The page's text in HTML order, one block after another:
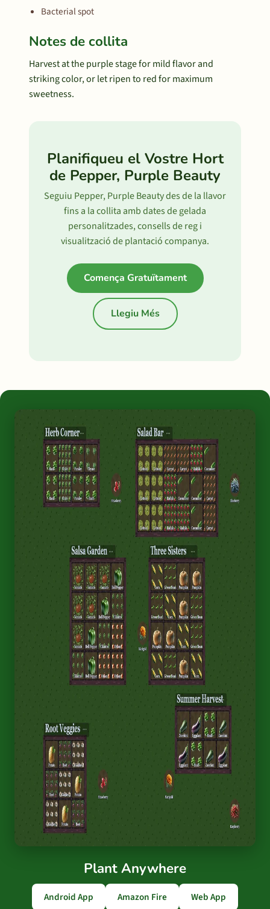
Bacterial spot
Notes de collita
Harvest at the purple stage for mild flavor and
striking color, or let ripen to red for maximum
sweetness.
Planifiqueu el Vostre Hort
de Pepper, Purple Beauty
Seguiu Pepper, Purple Beauty des de la llavor
fins a la collita amb dates de gelada
personalitzades, consells de reg i
visualització de plantació companya.
Comença Gratuïtament
Llegiu Més
Plant Anywhere
Android App Amazon Fire Web App